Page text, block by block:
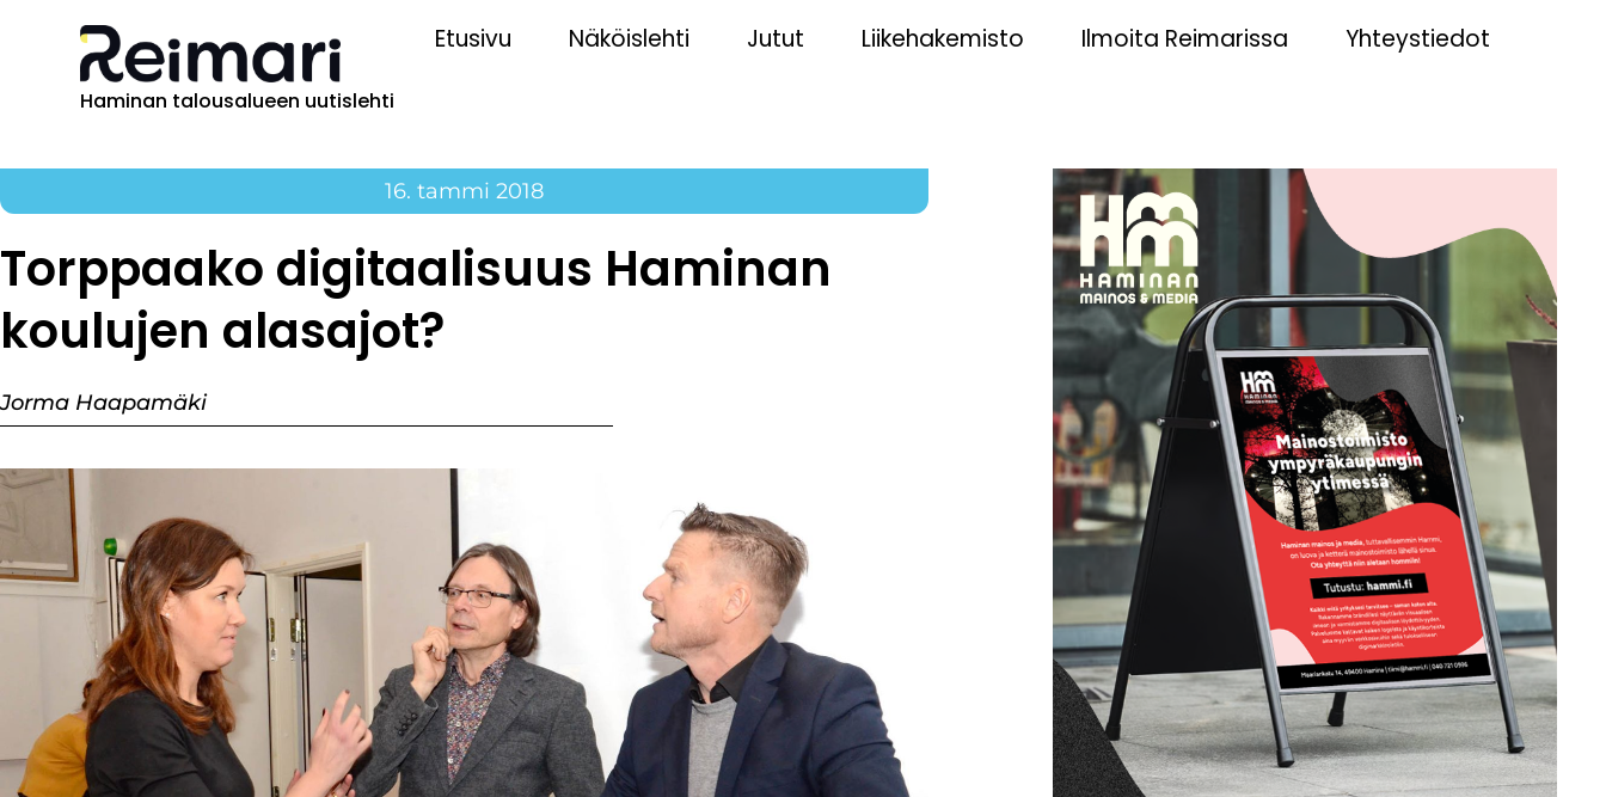
Haminan talousalueen uutislehti
Etusivu Näköislehti Jutut Liikehakemisto Ilmoita Reimarissa Yhteystiedot
16. tammi 2018
Torppaako digitaalisuus Haminan
koulujen alasajot?
Jorma Haapamäki